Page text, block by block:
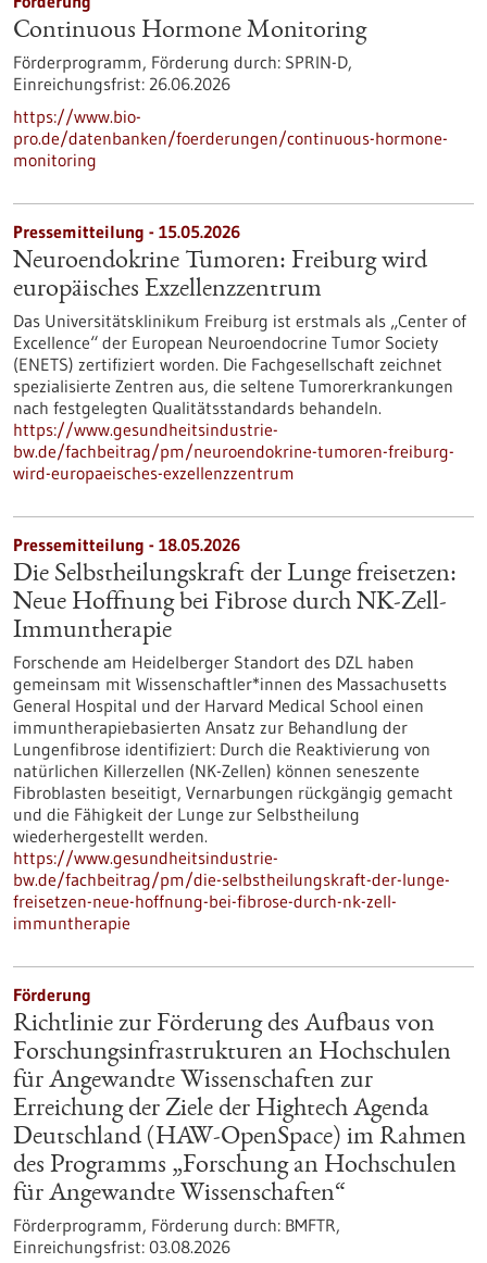
Continuous Hormone Monitoring
Förderprogramm, Förderung durch: SPRIN-D,
Einreichungsfrist: 26.06.2026
https://www.bio-
pro.de/datenbanken/foerderungen/continuous-hormone-
monitoring
Pressemitteilung - 15.05.2026
Neuroendokrine Tumoren: Freiburg wird
europäisches Exzellenzzentrum
Das Universitätsklinikum Freiburg ist erstmals als „Center of
Excellence“ der European Neuroendocrine Tumor Society
(ENETS) zertifiziert worden. Die Fachgesellschaft zeichnet
spezialisierte Zentren aus, die seltene Tumorerkrankungen
nach festgelegten Qualitätsstandards behandeln.
https://www.gesundheitsindustrie-
bw.de/fachbeitrag/pm/neuroendokrine-tumoren-freiburg-
wird-europaeisches-exzellenzzentrum
Pressemitteilung - 18.05.2026
Die Selbstheilungskraft der Lunge freisetzen:
Neue Hoffnung bei Fibrose durch NK-Zell-
Immuntherapie
Forschende am Heidelberger Standort des DZL haben
gemeinsam mit Wissenschaftler*innen des Massachusetts
General Hospital und der Harvard Medical School einen
immuntherapiebasierten Ansatz zur Behandlung der
Lungenfibrose identifiziert: Durch die Reaktivierung von
natürlichen Killerzellen (NK-Zellen) können seneszente
Fibroblasten beseitigt, Vernarbungen rückgängig gemacht
und die Fähigkeit der Lunge zur Selbstheilung
wiederhergestellt werden.
https://www.gesundheitsindustrie-
bw.de/fachbeitrag/pm/die-selbstheilungskraft-der-lunge-
freisetzen-neue-hoffnung-bei-fibrose-durch-nk-zell-
immuntherapie
Förderung
Richtlinie zur Förderung des Aufbaus von
Forschungsinfrastrukturen an Hochschulen
für Angewandte Wissenschaften zur
Erreichung der Ziele der Hightech Agenda
Deutschland (HAW-OpenSpace) im Rahmen
des Programms „Forschung an Hochschulen
für Angewandte Wissenschaften“
Förderprogramm, Förderung durch: BMFTR,
Einreichungsfrist: 03.08.2026